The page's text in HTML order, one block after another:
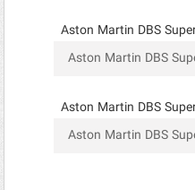
Aston Martin DBS
Aston Martin DBS